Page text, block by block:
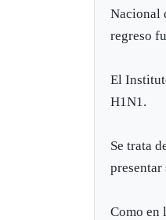
Nacional
regreso
El
H1N1.
Se trata
Como en